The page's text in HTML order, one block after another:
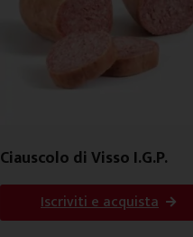
Ciauscolo di Visso I.G.P.
Iscriviti e acquista